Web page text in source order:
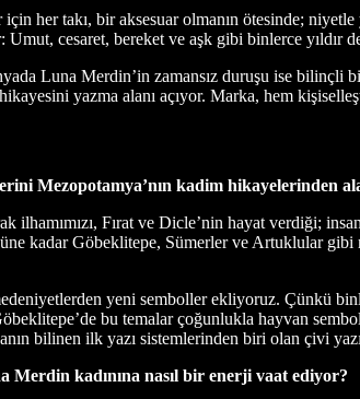
her takı, bir aksesuar olmanın ötesinde;
Umut, cesaret, bereket ve aşk gibi binlerce
Luna Merdin’in zamansız duruşu ise
yazma alanı açıyor. Marka, hem
Mezopotamya’nın kadim hikayelerinden
ilhamımızı, Fırat ve Dicle’nin hayat verdiği;
kadar Göbeklitepe, Sümerler ve Artuklular gibi
yeni semboller ekliyoruz. Çünkü
bu temalar çoğunlukla hayvan
bilinen ilk yazı sistemlerinden biri olan çivi
Merdin kadınına nasıl bir enerji vaat ediyor?